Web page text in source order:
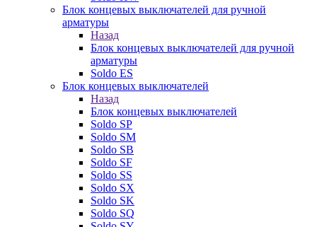
Блок концевых выключателей для ручной
арматуры
Назад
Блок концевых выключателей для ручной
арматуры
Soldo ES
Блок концевых выключателей
Назад
Блок концевых выключателей
Soldo SP
Soldo SM
Soldo SB
Soldo SF
Soldo SS
Soldo SX
Soldo SK
Soldo SQ